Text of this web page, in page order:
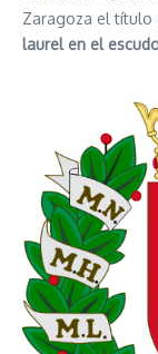
Zaragoza el título
laurel en el